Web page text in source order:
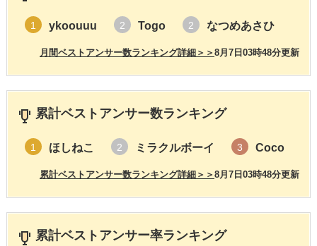
1 ykoouuu 2 Togo 2 なつめあさひ
8月7日03時48分更新
月間ベストアンサー数ランキング詳細＞＞
累計ベストアンサー数ランキング
1 ほしねこ 2 ミラクルボーイ 3 Coco
8月7日03時48分更新
累計ベストアンサー数ランキング詳細＞＞
累計ベストアンサー率ランキング